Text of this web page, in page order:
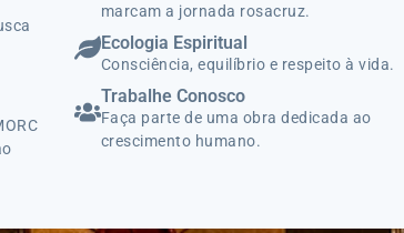
marcam a jornada rosacruz.
Ecologia Espiritual
Consciência, equilíbrio e respeito à vida.
Trabalhe Conosco
Faça parte de uma obra dedicada ao
crescimento humano.